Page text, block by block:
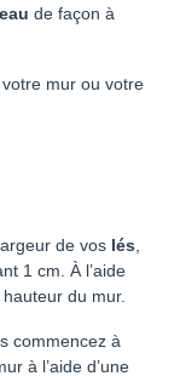
de façon à
mur ou votre
de vos lés,
1 cm. À l’aide
du mur.
commencez à
à l’aide d’une